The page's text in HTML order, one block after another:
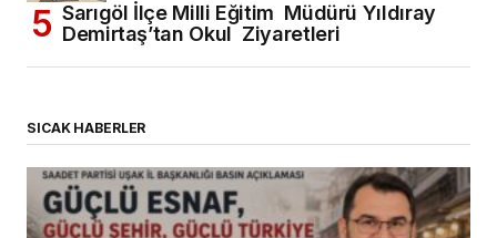
Sarıgöl İlçe Milli Eğitim Müdürü Yıldıray
Demirtaş’tan Okul Ziyaretleri
SICAK HABERLER